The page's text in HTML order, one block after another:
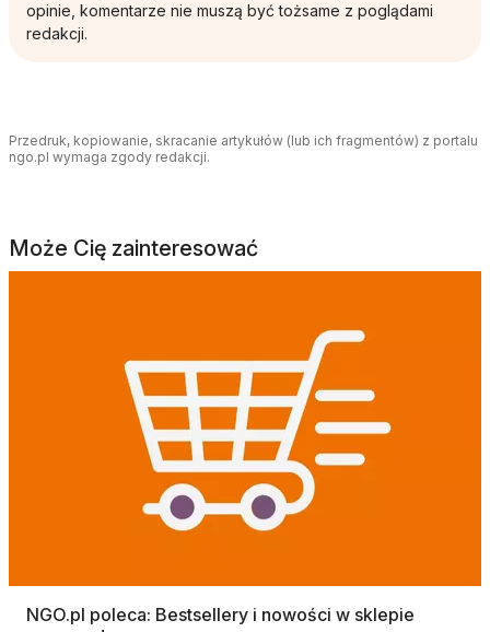
opinie, komentarze nie muszą być tożsame z poglądami
redakcji.
Przedruk, kopiowanie, skracanie artykułów (lub ich fragmentów) z portalu
ngo.pl wymaga zgody redakcji.
Może Cię zainteresować
NGO.pl poleca: Bestsellery i nowości w sklepie